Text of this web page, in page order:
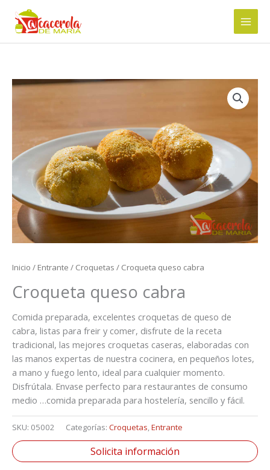
contenido
Inicio / Entrante / Croquetas / Croqueta queso cabra
Croqueta queso cabra
Comida preparada, excelentes croquetas de queso de
cabra, listas para freir y comer, disfrute de la receta
tradicional, las mejores croquetas caseras, elaboradas con
las manos expertas de nuestra cocinera, en pequeños lotes,
a mano y fuego lento, ideal para cualquier momento.
Disfrútala. Envase perfecto para restaurantes de consumo
medio …comida preparada para hostelería, sencillo y fácil.
SKU: 05002 Categorías: Croquetas,Entrante
Solicita información